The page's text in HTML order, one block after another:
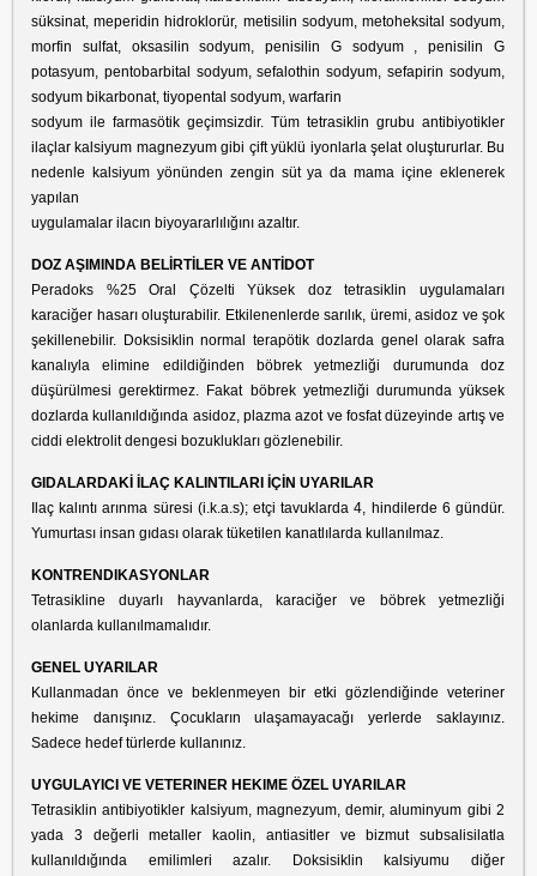
süksinat, meperidin hidroklorür, metisilin sodyum, metoheksital sodyum,
morfin sulfat, oksasilin sodyum, penisilin G sodyum , penisilin G
potasyum, pentobarbital sodyum, sefalothin sodyum, sefapirin sodyum,
sodyum bikarbonat, tiyopental sodyum, warfarin
sodyum ile farmasötik geçimsizdir. Tüm tetrasiklin grubu antibiyotikler
ilaçlar kalsiyum magnezyum gibi çift yüklü iyonlarla şelat oluştururlar. Bu
nedenle kalsiyum yönünden zengin süt ya da mama içine eklenerek
yapılan
uygulamalar ilacın biyoyararlılığını azaltır.
DOZ AŞIMINDA BELİRTİLER VE ANTİDOT
Peradoks %25 Oral Çözelti Yüksek doz tetrasiklin uygulamaları
karaciğer hasarı oluşturabilir. Etkilenenlerde sarılık, üremi, asidoz ve şok
şekillenebilir. Doksisiklin normal terapötik dozlarda genel olarak safra
kanalıyla elimine edildiğinden böbrek yetmezliği durumunda doz
düşürülmesi gerektirmez. Fakat böbrek yetmezliği durumunda yüksek
dozlarda kullanıldığında asidoz, plazma azot ve fosfat düzeyinde artış ve
ciddi elektrolit dengesi bozuklukları gözlenebilir.
GIDALARDAKİ İLAÇ KALINTILARI İÇİN UYARILAR
Ilaç kalıntı arınma süresi (i.k.a.s); etçi tavuklarda 4, hindilerde 6 gündür.
Yumurtası insan gıdası olarak tüketilen kanatlılarda kullanılmaz.
KONTRENDIKASYONLAR
Tetrasikline duyarlı hayvanlarda, karaciğer ve böbrek yetmezliği
olanlarda kullanılmamalıdır.
GENEL UYARILAR
Kullanmadan önce ve beklenmeyen bir etki gözlendiğinde veteriner
hekime danışınız. Çocukların ulaşamayacağı yerlerde saklayınız.
Sadece hedef türlerde kullanınız.
UYGULAYICI VE VETERINER HEKIME ÖZEL UYARILAR
Tetrasiklin antibiyotikler kalsiyum, magnezyum, demir, aluminyum gibi 2
yada 3 değerli metaller kaolin, antiasitler ve bizmut subsalisilatla
kullanıldığında emilimleri azalır. Doksisiklin kalsiyumu diğer